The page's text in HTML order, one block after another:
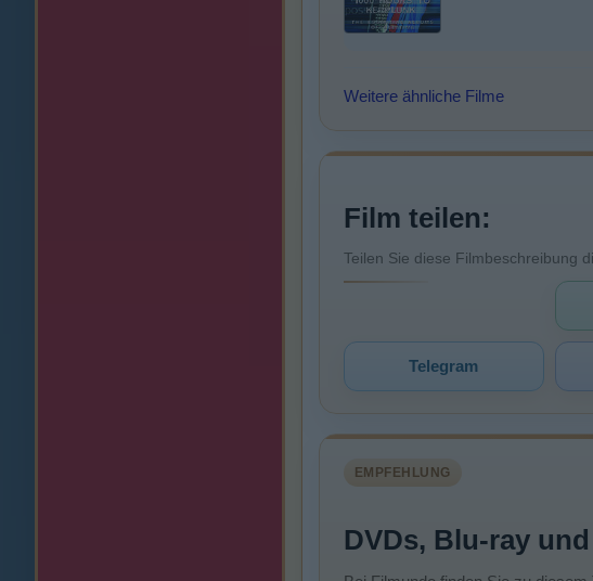
Weitere ähnliche Filme
Film teilen:
Teilen Sie diese Filmbeschreibung
Telegram
EMPFEHLUNG
DVDs, Blu-ray